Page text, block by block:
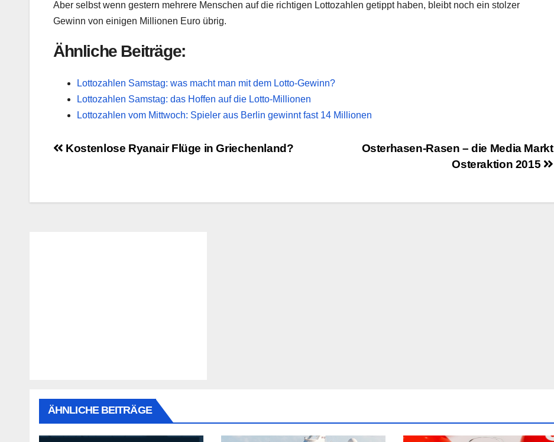
Aber selbst wenn gestern mehrere Menschen auf die richtigen Lottozahlen getippt haben, bleibt noch ein stolzer
Gewinn von einigen Millionen Euro übrig.
Ähnliche Beiträge:
Lottozahlen Samstag: was macht man mit dem Lotto-Gewinn?
Lottozahlen Samstag: das Hoffen auf die Lotto-Millionen
Lottozahlen vom Mittwoch: Spieler aus Berlin gewinnt fast 14 Millionen
Beitragsnavigation
Osterhasen-Rasen – die Media Markt
Osteraktion 2015
Kostenlose Ryanair Flüge in Griechenland?
ÄHNLICHE BEITRÄGE